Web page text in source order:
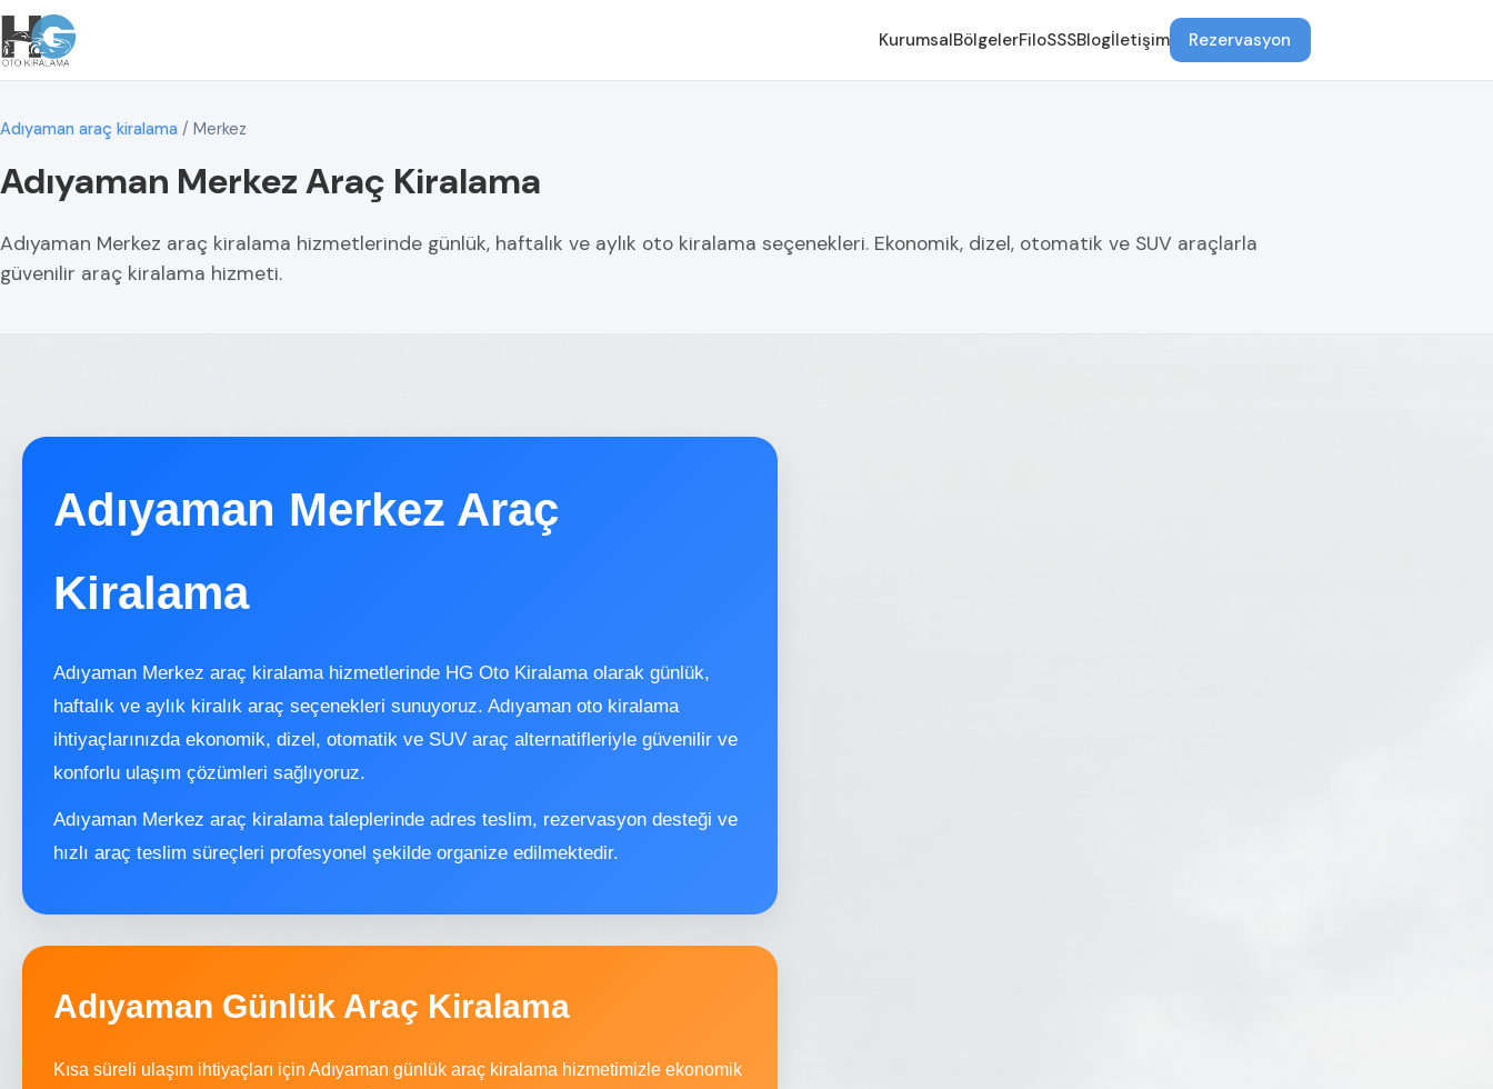
KurumsalBölgelerFiloSSSBlogİletişim Rezervasyon
Adıyaman araç kiralama / Merkez
Adıyaman Merkez Araç Kiralama
Adıyaman Merkez araç kiralama hizmetlerinde günlük, haftalık ve aylık oto kiralama seçenekleri. Ekonomik, dizel, otomatik ve SUV araçlarla
güvenilir araç kiralama hizmeti.
Adıyaman Merkez Araç
Kiralama
Adıyaman Merkez araç kiralama hizmetlerinde HG Oto Kiralama olarak günlük,
haftalık ve aylık kiralık araç seçenekleri sunuyoruz. Adıyaman oto kiralama
ihtiyaçlarınızda ekonomik, dizel, otomatik ve SUV araç alternatifleriyle güvenilir ve
konforlu ulaşım çözümleri sağlıyoruz.
Adıyaman Merkez araç kiralama taleplerinde adres teslim, rezervasyon desteği ve
hızlı araç teslim süreçleri profesyonel şekilde organize edilmektedir.
Adıyaman Günlük Araç Kiralama
Kısa süreli ulaşım ihtiyaçları için Adıyaman günlük araç kiralama hizmetimizle ekonomik